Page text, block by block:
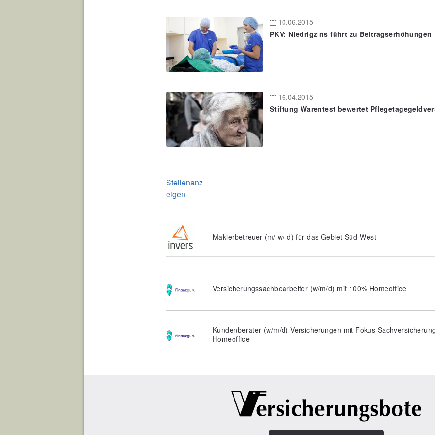
10.06.2015
PKV: Niedrigzins führt zu Beitragserhöhungen
16.04.2015
Stiftung Warentest bewertet
Stellenanz
eigen
Maklerbetreuer (m/ w/ d) für das Gebiet Süd-West
Versicherungssachbearbeiter (w/m/d) mit 100% Homeoffice
Kundenberater (w/m/d) Versicherungen mit Fokus
Homeoffice